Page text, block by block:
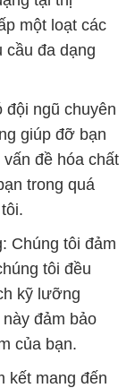
một loạt các
cầu đa dạng
đội ngũ chuyên
giúp đỡ bạn
đề hóa chất
trong quá
Chúng tôi đảm
tôi đều
kỹ lưỡng
đảm bảo
của bạn.
kết mang đến